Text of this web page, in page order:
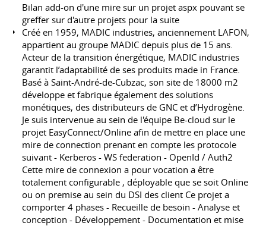
Bilan add-on d'une mire sur un projet aspx pouvant se
greffer sur d'autre projets pour la suite
Créé en 1959, MADIC industries, anciennement LAFON,
appartient au groupe MADIC depuis plus de 15 ans.
Acteur de la transition énergétique, MADIC industries
garantit l’adaptabilité de ses produits made in France.
Basé à Saint-André-de-Cubzac, son site de 18000 m2
développe et fabrique également des solutions
monétiques, des distributeurs de GNC et d’Hydrogène.
Je suis intervenue au sein de l'équipe Be-cloud sur le
projet EasyConnect/Online afin de mettre en place une
mire de connection prenant en compte les protocole
suivant - Kerberos - WS federation - OpenId / Auth2
Cette mire de connexion a pour vocation a être
totalement configurable , déployable que se soit Online
ou on premise au sein du DSI des client Ce projet a
comporter 4 phases - Recueille de besoin - Analyse et
conception - Développement - Documentation et mise